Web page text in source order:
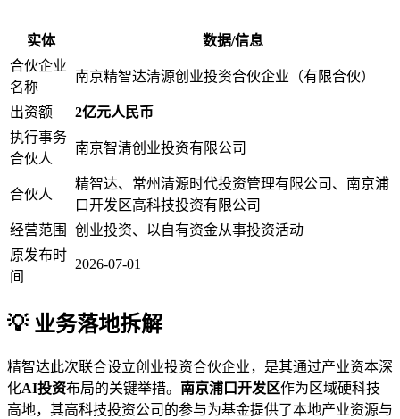
实体
数据/信息
合伙企业
名称
南京精智达清源创业投资合伙企业（有限合伙）
出资额
2亿元人民币
执行事务
合伙人
南京智清创业投资有限公司
合伙人
精智达、常州清源时代投资管理有限公司、南京浦
口开发区高科技投资有限公司
经营范围
创业投资、以自有资金从事投资活动
原发布时
间
2026-07-01
💡 业务落地拆解
精智达此次联合设立创业投资合伙企业，是其通过产业资本深
化AI投资布局的关键举措。 南京浦口开发区作为区域硬科技
高地，其高科技投资公司的参与为基金提供了本地产业资源与